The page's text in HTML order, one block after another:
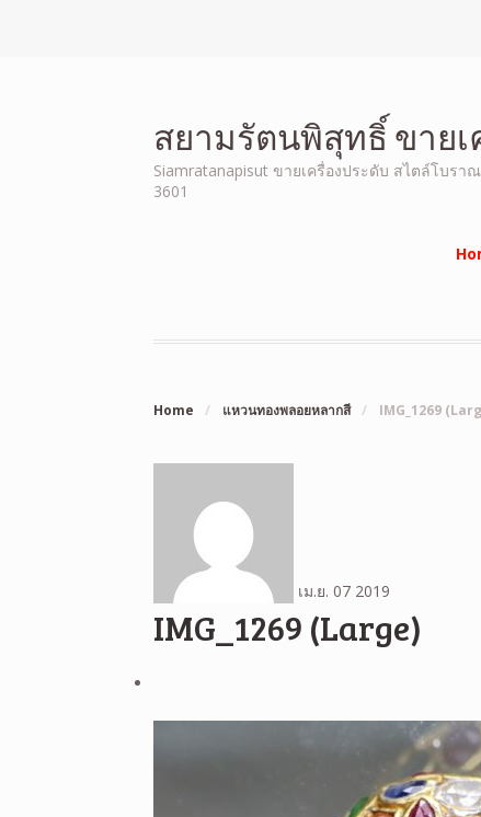
สยามรัตนพิสุทธิ์ ขาย
Siamratanapisut ขายเครื่องประดับ สไตล์โบร
3601
Home / แหวนทองพลอยหลากสี / IMG_1269
เม.ย. 07 2019
IMG_1269 (Large)